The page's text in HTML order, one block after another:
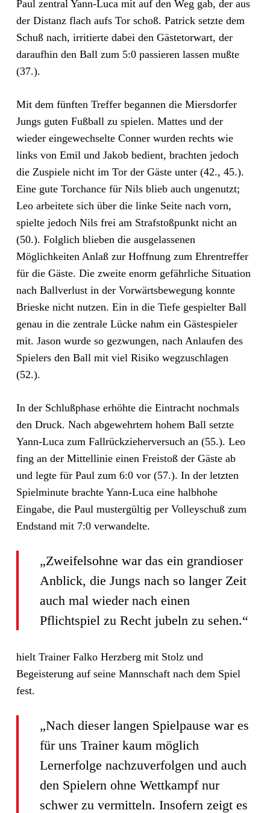
Paul zentral Yann-Luca mit auf den Weg gab, der aus
der Distanz flach aufs Tor schoß. Patrick setzte dem
Schuß nach, irritierte dabei den Gästetorwart, der
daraufhin den Ball zum 5:0 passieren lassen mußte
(37.).
Mit dem fünften Treffer begannen die Miersdorfer
Jungs guten Fußball zu spielen. Mattes und der
wieder eingewechselte Conner wurden rechts wie
links von Emil und Jakob bedient, brachten jedoch
die Zuspiele nicht im Tor der Gäste unter (42., 45.).
Eine gute Torchance für Nils blieb auch ungenutzt;
Leo arbeitete sich über die linke Seite nach vorn,
spielte jedoch Nils frei am Strafstoßpunkt nicht an
(50.). Folglich blieben die ausgelassenen
Möglichkeiten Anlaß zur Hoffnung zum Ehrentreffer
für die Gäste. Die zweite enorm gefährliche Situation
nach Ballverlust in der Vorwärtsbewegung konnte
Brieske nicht nutzen. Ein in die Tiefe gespielter Ball
genau in die zentrale Lücke nahm ein Gästespieler
mit. Jason wurde so gezwungen, nach Anlaufen des
Spielers den Ball mit viel Risiko wegzuschlagen
(52.).
In der Schlußphase erhöhte die Eintracht nochmals
den Druck. Nach abgewehrtem hohem Ball setzte
Yann-Luca zum Fallrückzieherversuch an (55.). Leo
fing an der Mittellinie einen Freistoß der Gäste ab
und legte für Paul zum 6:0 vor (57.). In der letzten
Spielminute brachte Yann-Luca eine halbhohe
Eingabe, die Paul mustergültig per Volleyschuß zum
Endstand mit 7:0 verwandelte.
„Zweifelsohne war das ein grandioser
Anblick, die Jungs nach so langer Zeit
auch mal wieder nach einen
Pflichtspiel zu Recht jubeln zu sehen.“
hielt Trainer Falko Herzberg mit Stolz und
Begeisterung auf seine Mannschaft nach dem Spiel
fest.
„Nach dieser langen Spielpause war es
für uns Trainer kaum möglich
Lernerfolge nachzuverfolgen und auch
den Spielern ohne Wettkampf nur
schwer zu vermitteln. Insofern zeigt es